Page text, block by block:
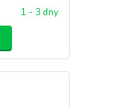
1 - 3 dny